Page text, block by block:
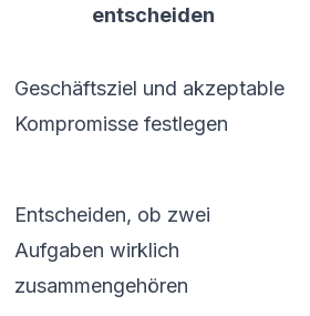
entscheiden
Geschäftsziel und akzeptable
Kompromisse festlegen
Entscheiden, ob zwei
Aufgaben wirklich
zusammengehören